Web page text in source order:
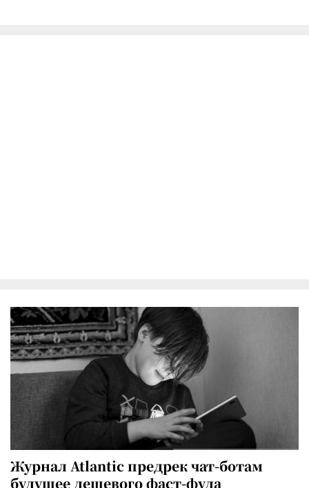
Журнал Atlantic предрек чат-ботам
будущее дешевого фаст-фуда